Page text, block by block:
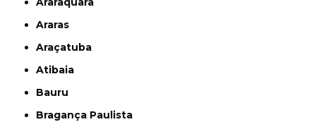
Araras
Araçatuba
Atibaia
Bauru
Bragança Paulista